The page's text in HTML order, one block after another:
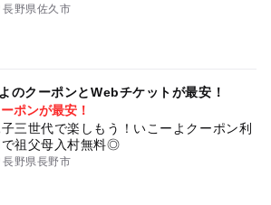
長野県佐久市
のクーポンとWebチケットが最安！
ポンが最安！
三世代で楽しもう！いこーよクーポン利
で祖父母入村無料◎
長野県長野市